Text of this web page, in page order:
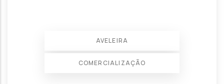
AVELEIRA
COMERCIALIZAÇÃO